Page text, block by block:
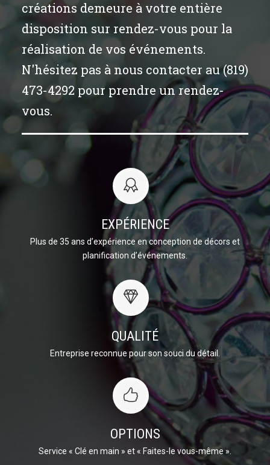
créations demeure à votre entière
disposition sur rendez-vous pour la
réalisation de vos événements.
N'hésitez pas à nous contacter au (819)
473-4292 pour prendre un rendez-
vous.
EXPÉRIENCE
Plus de 35 ans d’expérience en conception de décors et
planification d’événements.
QUALITÉ
Entreprise reconnue pour son souci du détail.
OPTIONS
Service « Clé en main » et « Faites-le vous-même ».